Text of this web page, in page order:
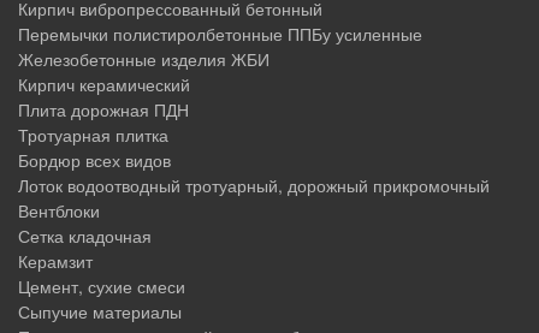
Кирпич вибропрессованный бетонный
Перемычки полистиролбетонные ППБу усиленные
Железобетонные изделия ЖБИ
Кирпич керамический
Плита дорожная ПДН
Тротуарная плитка
Бордюр всех видов
Лоток водоотводный тротуарный, дорожный прикромочный
Вентблоки
Сетка кладочная
Керамзит
Цемент, сухие смеси
Сыпучие материалы